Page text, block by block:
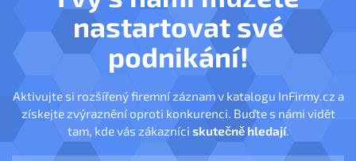
nastartovat své
podnikání!
Aktivujte si rozšířený firemní záznam v katalogu InFirmy.cz a
získejte zvýraznění oproti konkurenci. Buďte s námi vidět
tam, kde vás zákazníci skutečně hledají.